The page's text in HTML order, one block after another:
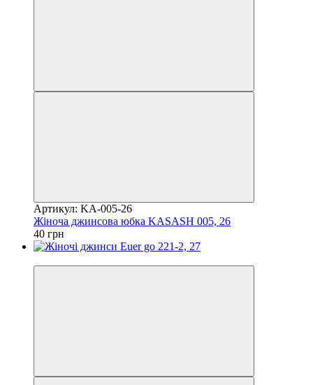
Артикул: KA-005-26
Жіноча джинсова юбка KASASH 005, 26
40 грн